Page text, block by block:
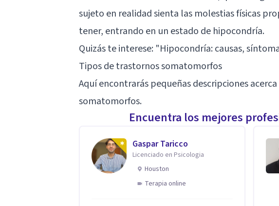
sujeto en realidad sienta las molestias físicas
tener, entrando en un estado de hipocondría.
Quizás te interese: "Hipocondría: causas,
Tipos de trastornos somatomorfos
Aquí encontrarás pequeñas descripciones
somatomorfos.
Encuentra los mejores
Gaspar Taricco
Licenciado en Psicologia
Houston
Terapia online